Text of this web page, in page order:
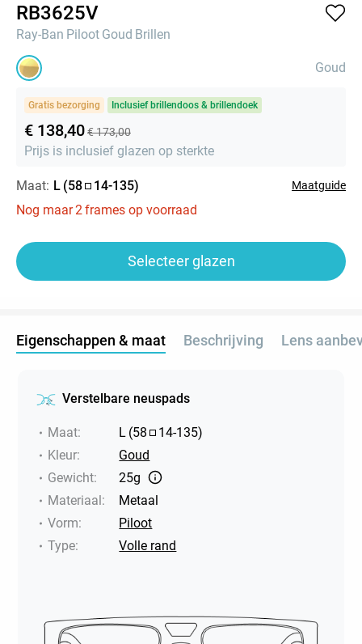
RB3625V
Ray-Ban Piloot Goud Brillen
Goud
Gratis bezorging Inclusief brillendoos & brillendoek
€ 138,40€ 173,00
Prijs is inclusief glazen op sterkte
Maat: L (58 14-135) Maatguide
Nog maar2frames op voorraad
Selecteer glazen
Eigenschappen & maat Beschrijving Lens
Verstelbare neuspads
Maat: L (58 14-135)
Kleur:
Goud
Gewicht:
25g
Materiaal:
Metaal
Vorm:
Piloot
Type: Volle rand